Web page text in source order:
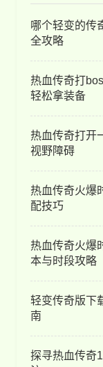
哪个轻变的传
全攻略
热血传奇打
轻松拿装备
热血传奇打开
视野障碍
热血传奇火爆
配技巧
热血传奇火爆
本与时段攻略
轻变传奇版下
南
探寻热血传奇